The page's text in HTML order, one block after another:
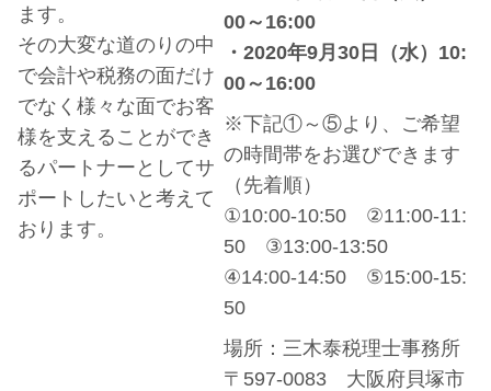
ます。
その大変な道のりの中
で会計や税務の面だけ
でなく様々な面でお客
様を支えることができ
るパートナーとしてサ
ポートしたいと考えて
おります。
00～16:00
・2020年9月30日（水）10:
00～16:00
※下記①～⑤より、ご希望
の時間帯をお選びできます
（先着順）
①10:00-10:50 ②11:00-11:
50 ③13:00-13:50
④14:00-14:50 ⑤15:00-15:
50
場所：三木泰税理士事務所
〒597-0083 大阪府貝塚市